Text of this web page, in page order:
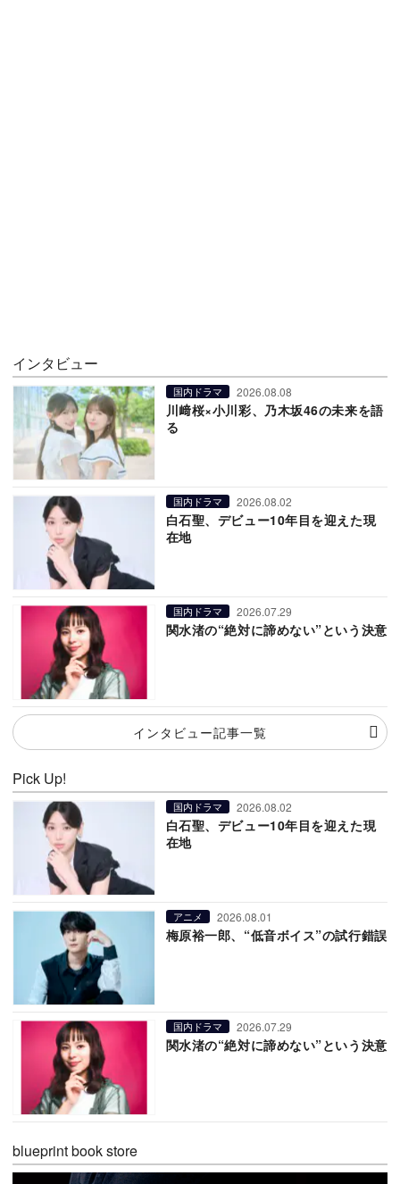
インタビュー
国内ドラマ 2026.08.08
川﨑桜×小川彩、乃木坂46の未来を語
る
国内ドラマ 2026.08.02
白石聖、デビュー10年目を迎えた現
在地
国内ドラマ 2026.07.29
関水渚の“絶対に諦めない”という決意
インタビュー記事一覧
Pick Up!
国内ドラマ 2026.08.02
白石聖、デビュー10年目を迎えた現
在地
アニメ 2026.08.01
梅原裕一郎、“低音ボイス”の試行錯誤
国内ドラマ 2026.07.29
関水渚の“絶対に諦めない”という決意
blueprint book store